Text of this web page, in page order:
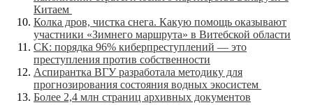
Китаем
Колка дров, чистка снега. Какую помощь оказывают
участники «Зимнего маршрута» в Витебской области
СК: порядка 96% киберпреступлений — это
преступления против собственности
Аспирантка ВГУ разработала методику для
прогнозирования состояния водных экосистем
Более 2,4 млн страниц архивных документов